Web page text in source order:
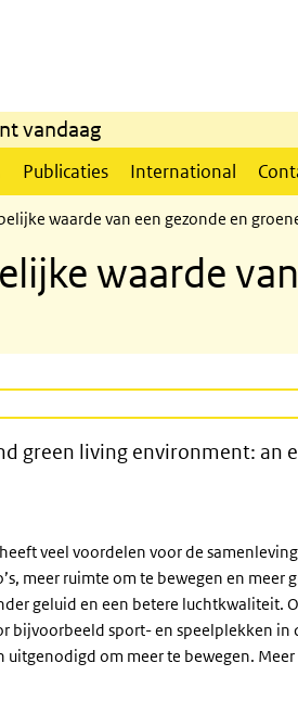
vandaag
Publicaties International
waarde van een gezonde en
waarde
and green
green living environment: an
veel voordelen voor de
meer ruimte om te bewegen en meer
geluid en een betere luchtkwaliteit.
bijvoorbeeld sport- en speelplekken in
om meer te bewegen.